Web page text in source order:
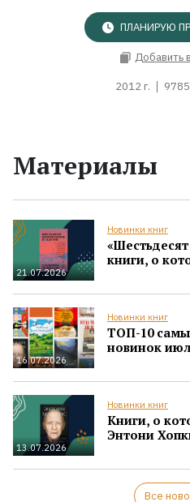
ПЛАНИРУЮ
Добавить
2012 г.
Материалы
21.07.2026
Новинки книг
книги, о
16.07.2026
Новинки книг
ТОП-10
новинок
13.07.2026
Новинки книг
Книги, о
Энтони
Все